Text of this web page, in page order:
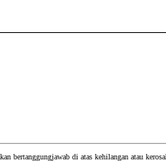
bertanggungjawab di atas kehilangan atau